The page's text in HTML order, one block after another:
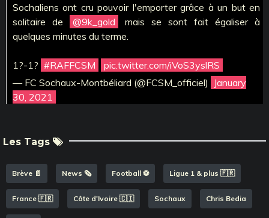
Sochaliens ont cru pouvoir l'emporter grâce à un but en
solitaire de
@9k_gold
mais se sont fait égaliser à
quelques minutes du terme.
1?-1? #RAFFCSM
pic.twitter.com/iVoS3yslRS
— FC Sochaux-Montbéliard (@FCSM_officiel)
January
30, 2021
Les Tags
Brève 📄 News 🗞️ Football ⚽️ Ligue 1 & plus 🇫🇷
France 🇫🇷 Côte d'Ivoire 🇨🇮 Sochaux Chris Bedia